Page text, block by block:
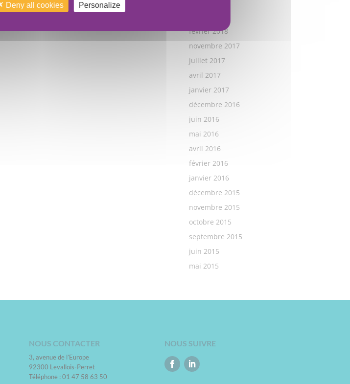
février 2018
novembre 2017
juillet 2017
avril 2017
janvier 2017
décembre 2016
juin 2016
mai 2016
avril 2016
février 2016
janvier 2016
décembre 2015
novembre 2015
octobre 2015
septembre 2015
juin 2015
mai 2015
NOUS CONTACTER
3, avenue de l’Europe
92300 Levallois-Perret
Téléphone : 01 47 58 63 50
NOUS SUIVRE
Deny all cookies Personalize